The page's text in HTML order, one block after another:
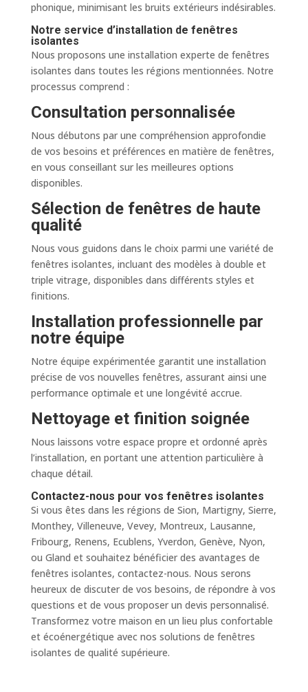
phonique, minimisant les bruits extérieurs indésirables.
Notre service d’installation de fenêtres
isolantes
Nous proposons une installation experte de fenêtres
isolantes dans toutes les régions mentionnées. Notre
processus comprend :
Consultation personnalisée
Nous débutons par une compréhension approfondie
de vos besoins et préférences en matière de fenêtres,
en vous conseillant sur les meilleures options
disponibles.
Sélection de fenêtres de haute
qualité
Nous vous guidons dans le choix parmi une variété de
fenêtres isolantes, incluant des modèles à double et
triple vitrage, disponibles dans différents styles et
finitions.
Installation professionnelle par
notre équipe
Notre équipe expérimentée garantit une installation
précise de vos nouvelles fenêtres, assurant ainsi une
performance optimale et une longévité accrue.
Nettoyage et finition soignée
Nous laissons votre espace propre et ordonné après
l’installation, en portant une attention particulière à
chaque détail.
Contactez-nous pour vos fenêtres isolantes
Si vous êtes dans les régions de Sion, Martigny, Sierre,
Monthey, Villeneuve, Vevey, Montreux, Lausanne,
Fribourg, Renens, Ecublens, Yverdon, Genève, Nyon,
ou Gland et souhaitez bénéficier des avantages de
fenêtres isolantes, contactez-nous. Nous serons
heureux de discuter de vos besoins, de répondre à vos
questions et de vous proposer un devis personnalisé.
Transformez votre maison en un lieu plus confortable
et écoénergétique avec nos solutions de fenêtres
isolantes de qualité supérieure.